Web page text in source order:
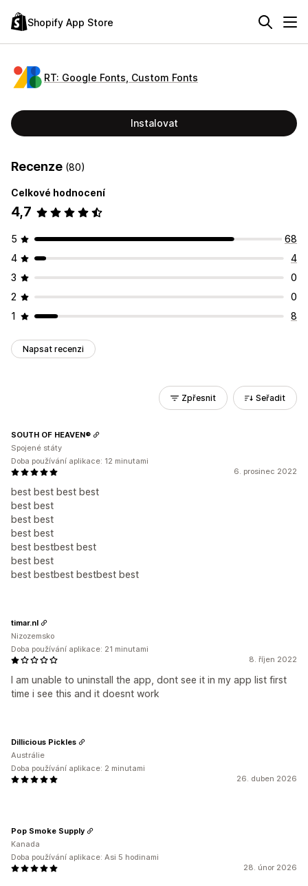
Shopify App Store
RT: Google Fonts, Custom Fonts
Instalovat
Recenze (80)
Celkové hodnocení
4,7
5
68
4
4
3
0
2
0
1
8
Napsat recenzi
Zpřesnit Seřadit
6. prosinec 2022
best best best best
best best
best best
best best
best bestbest best
best best
best bestbest bestbest best
SOUTH OF HEAVEN®
Spojené státy
Doba používání aplikace: 12 minutami
8. říjen 2022
I am unable to uninstall the app, dont see it in my app list first
time i see this and it doesnt work
timar.nl
Nizozemsko
Doba používání aplikace: 21 minutami
26. duben 2026
Dillicious Pickles
Austrálie
Doba používání aplikace: 2 minutami
28. únor 2026
Pop Smoke Supply
Kanada
Doba používání aplikace: Asi 5 hodinami